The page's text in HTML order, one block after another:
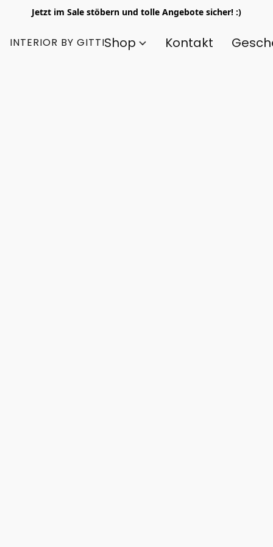
Jetzt im Sale stöbern und tolle Angebote sicher! :)
INTERIOR BY GITTIShop Kontakt